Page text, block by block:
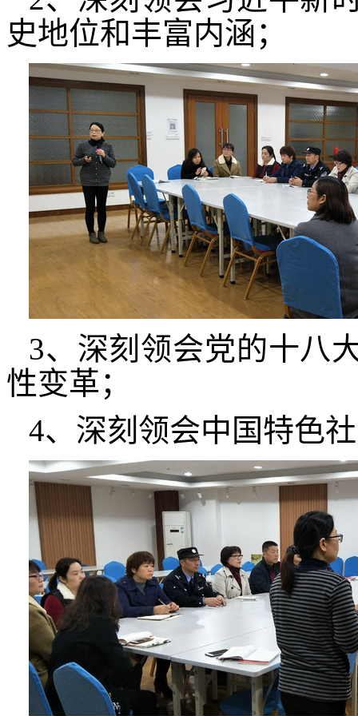
史地位和丰富内涵；
3、深刻领会党的十八
性变革；
4、深刻领会中国特色